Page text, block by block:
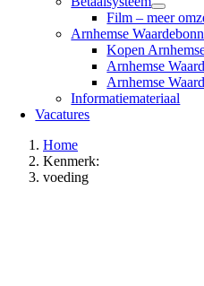
Film – meer
Arnhemse
Kopen
Arnhemse
Arnhemse
Informatiemateriaal
Vacatures
Home
Kenmerk:
voeding